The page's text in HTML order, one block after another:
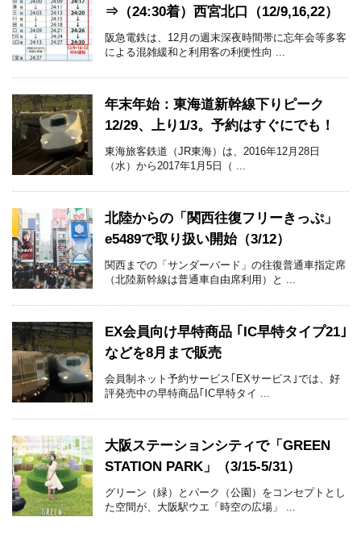
⇒（24:30着）西宮北口（12/9,16,22）
阪急電鉄は、12月の週末深夜時間帯に忘年会等多客
による混雑緩和と利用客の利便性向 ...
年末年始：東海道新幹線下りピーク
12/29、上り1/3。予約はすぐにでも！
東海旅客鉄道（JR東海）は、2016年12月28日
（水）から2017年1月5日（ ...
北陸からの「関西往復フリーきっぷ」
e5489で取り扱い開始（3/12）
関西までの「サンダーバード」の往復普通車指定席
（北陸新幹線は普通車自由席利用）と ...
EX会員向け早特商品 ｢IC早特タイプ21｣
などを8月まで販売
会員制ネット予約サービス｢EXサービス｣では、好
評発売中の早特商品｢IC早特タイ ...
大阪ステーションシティで「GREEN
STATION PARK」（3/15-5/31）
グリーン（緑）とパーク（公園）をコンセプトとし
た空間が、大阪駅ウエ「時空の広場」 ...